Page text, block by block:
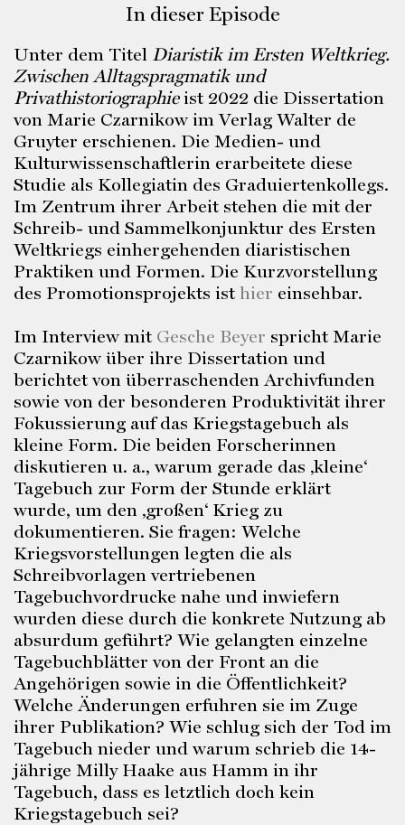
In dieser Episode
Unter dem Titel Diaristik im Ersten Weltkrieg.
Zwischen Alltagspragmatik und
Privathistoriographieist 2022 die Dissertation
von Marie Czarnikow im Verlag Walter de
Gruyter erschienen. Die Medien- und
Kulturwissenschaftlerin erarbeitete diese
Studie als Kollegiatin des Graduiertenkollegs.
Im Zentrum ihrer Arbeit stehen die mit der
Schreib- und Sammelkonjunktur des Ersten
Weltkriegs einhergehenden diaristischen
Praktiken und Formen. Die Kurzvorstellung
des Promotionsprojekts ist hier einsehbar.
Im Interview mit Gesche Beyer spricht Marie
Czarnikow über ihre Dissertation und
berichtet von überraschenden Archivfunden
sowie von der besonderen Produktivität ihrer
Fokussierung auf das Kriegstagebuch als
kleine Form. Die beiden Forscherinnen
diskutieren u. a., warum gerade das ‚kleine‘
Tagebuch zur Form der Stunde erklärt
wurde, um den ‚großen‘ Krieg zu
dokumentieren. Sie fragen: Welche
Kriegsvorstellungen legten die als
Schreibvorlagen vertriebenen
Tagebuchvordrucke nahe und inwiefern
wurden diese durch die konkrete Nutzung ab
absurdum geführt? Wie gelangten einzelne
Tagebuchblätter von der Front an die
Angehörigen sowie in die Öffentlichkeit?
Welche Änderungen erfuhren sie im Zuge
ihrer Publikation? Wie schlug sich der Tod im
Tagebuch nieder und warum schrieb die 14-
jährige Milly Haake aus Hamm in ihr
Tagebuch, dass es letztlich doch kein
Kriegstagebuch sei?